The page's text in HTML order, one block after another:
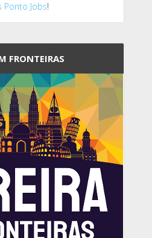
Ponto Jobs!
FRONTEIRAS